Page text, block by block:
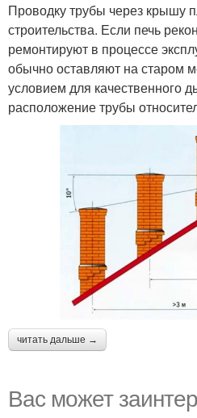
Проводку трубы через крышу
строительства. Если печь
ремонтируют в процессе
обычно оставляют на старом
условием для качественного
расположение трубы
читать дальше →
Вас может